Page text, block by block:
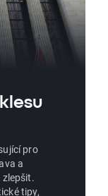
pro
a
tipy,